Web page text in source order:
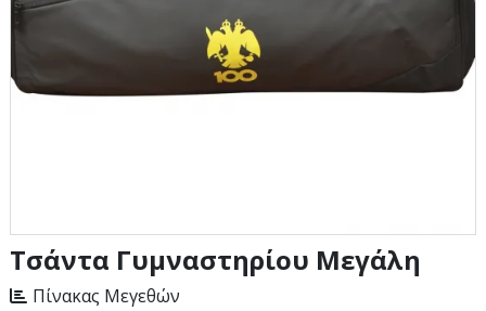
Τσάντα Γυμναστηρίου Μεγάλη
Πίνακας Μεγεθών